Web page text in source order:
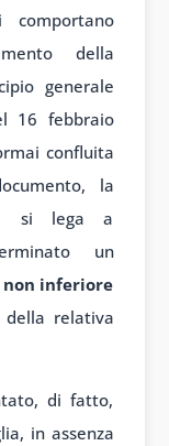
della
generale
16 febbraio
confluita
la
si lega a
un
inferiore
relativa
di fatto,
in assenza